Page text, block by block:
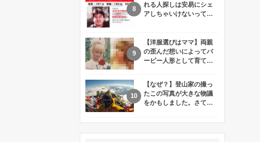
れる人探しは安易にシェ
アしちゃいけないって知
【洋服選びはママ】両親
の歪んだ想いによってバ
ービー人形として育てら
【なぜ？】登山家の撮っ
たこの写真が大きな物議
をかもしました。さて、